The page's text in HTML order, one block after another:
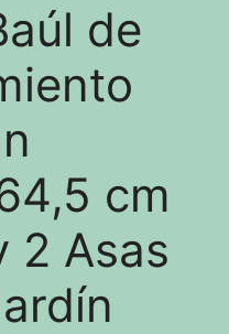
de
cm
2 Asas